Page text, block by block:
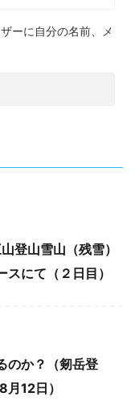
ーに自分の名前、メ
登山雪山（残雪）
にて（２日目）
のか？（剱岳登
12日）